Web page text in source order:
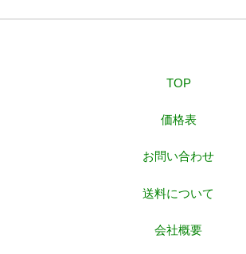
TOP
価格表
お問い合わせ
送料について
会社概要